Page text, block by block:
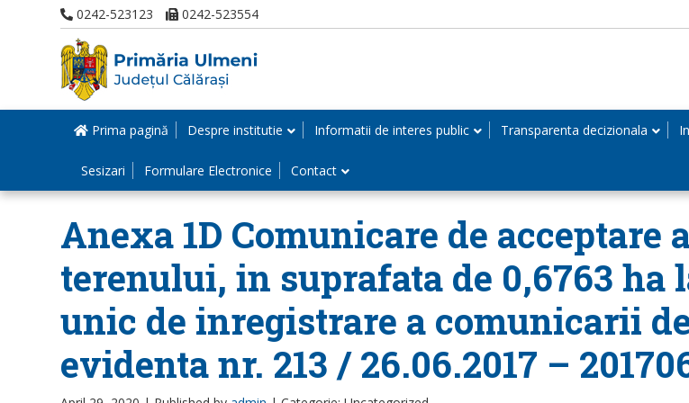
0242-523123 0242-523554
Prima pagină Despre institutie Informatii de interes public Transparenta decizionala
Sesizari Formulare Electronice Contact
Anexa 1D Comunicare de acceptare
terenului, in suprafata de 0,6763 ha
unic de inregistrare a comunicarii
evidenta nr. 213 / 26.06.2017 –